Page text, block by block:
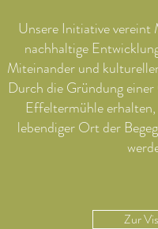
Unsere Initiative vereint
nachhaltige
Miteinander und
Durch die Gründung
Effeltermühle
lebendiger Ort der
Zur